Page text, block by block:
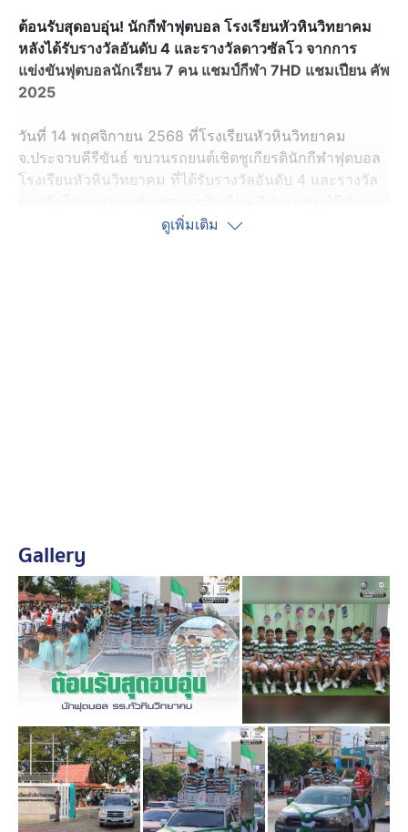
ต้อนรับสุดอบอุ่น! นักกีฬาฟุตบอล โรงเรียนหัวหินวิทยาคม
หลังได้รับรางวัลอันดับ 4 และรางวัลดาวซัลโว จากการ
แข่งขันฟุตบอลนักเรียน 7 คน แชมป์กีฬา 7HD แชมเปียน คัพ
2025
วันที่ 14 พฤศจิกายน 2568 ที่โรงเรียนหัวหินวิทยาคม
จ.ประจวบคีรีขันธ์ ขบวนรถยนต์เชิดชูเกียรตินักกีฬาฟุตบอล
โรงเรียนหัวหินวิทยาคม ที่ได้รับรางวัลอันดับ 4 และรางวัล
7HD แชมเปียน คัพ 2025 ได้เคลื่อนขบวนออกจากโรงเรียน
ทองงามตระกูล นายกสมาคมกีฬาหัวหิน ร่วมกันมอบช่อ
ดอกไม้นางสาวนรินธร สีห์จักร์ ผู้อำนวยการโรงเรียนหัวหิน
วิทยาคม ร.ต.ต.สุนทร สิงห์กลิ่น ผู้ควบคุมทีม โค้ชอับดุล คูลิ
บารี่ ผู้ฝึกสอนนักกีฬา และนักกีฬา พร้อมกล่าวแสดงความ
ยินดี จากนั้นผู้สนับสนุนทีมฟุตบอลนักเรียนโรงเรียนหัวหิน
วิทยาคม ร่วมกันมอบป้ายสนับสนุนให้กับนักกีฬา ท่ามกลาง
บรรยากาศสุดอบอุ่น
ดูเพิ่มเติม
Gallery